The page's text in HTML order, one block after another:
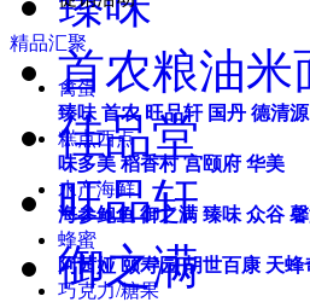
精品汇聚
禽蛋
臻味 首农 旺品轩 国丹 德清源
糕点西点
味多美 稻香村 宫颐府 华美
水产海鲜
海参鲍鱼 御之满 臻味 众谷
蜂蜜
阿茜娅 颐寿园 胡世百康 天蜂
巧克力/糖果
首农粮油米
佳品堂
旺品轩
御之满